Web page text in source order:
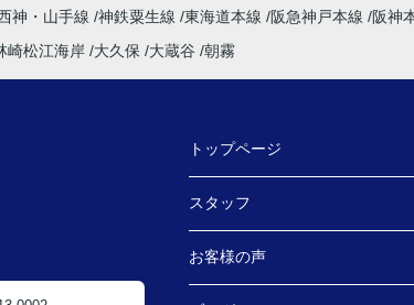
神・山手線 神鉄粟生線 東海道本線 阪急神戸本線
阪神
崎松江海岸 大久保 大蔵谷 朝霧
トップページ
スタッフ
お客様の声